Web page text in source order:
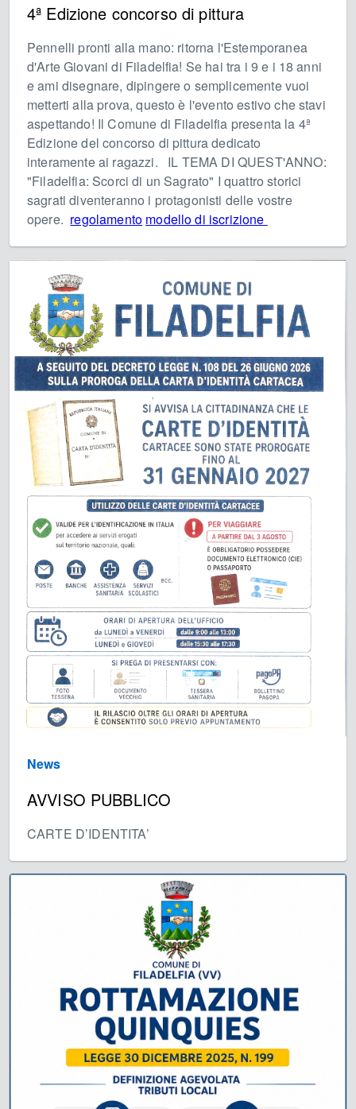
4ª Edizione concorso di pittura
Pennelli pronti alla mano: ritorna l'Estemporanea
d'Arte Giovani di Filadelfia! Se hai tra i 9 e i 18 anni
e ami disegnare, dipingere o semplicemente vuoi
metterti alla prova, questo è l'evento estivo che stavi
aspettando! Il Comune di Filadelfia presenta la 4ª
Edizione del concorso di pittura dedicato
interamente ai ragazzi. IL TEMA DI QUEST'ANNO:
"Filadelfia: Scorci di un Sagrato" I quattro storici
sagrati diventeranno i protagonisti delle vostre
opere. regolamento modello di iscrizione
News
AVVISO PUBBLICO
CARTE D’IDENTITA’